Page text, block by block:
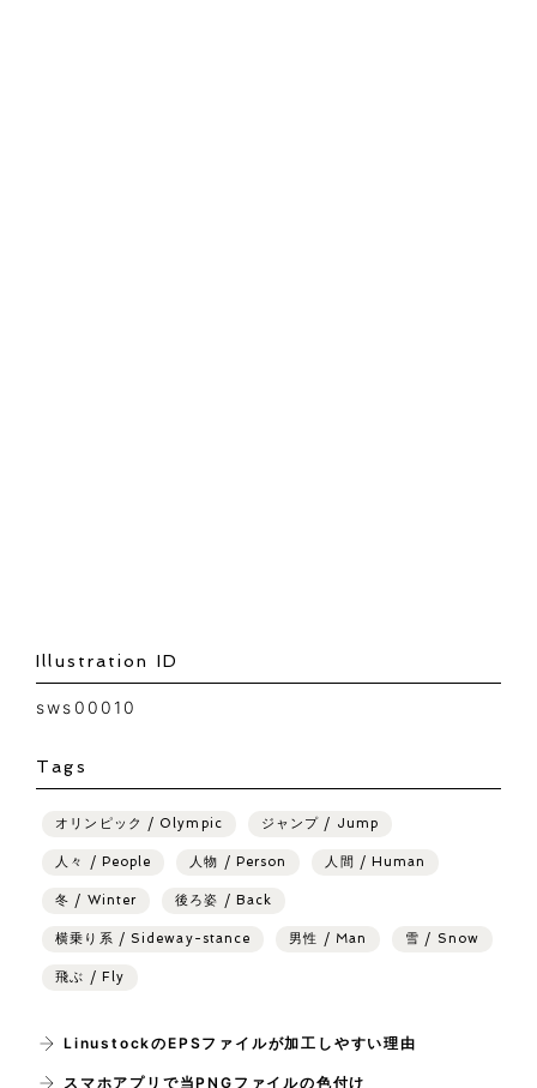
Illustration ID
sws00010
Tags
オリンピック / Olympic ジャンプ / Jump
人々 / People 人物 / Person 人間 / Human
冬 / Winter 後ろ姿 / Back
横乗り系 / Sideway-stance 男性 / Man 雪 / Snow
飛ぶ / Fly
LinustockのEPSファイルが加工しやすい理由
スマホアプリで当PNGファイルの色付け